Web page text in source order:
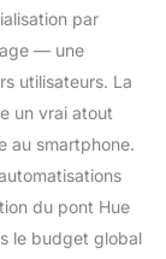
par
— une
utilisateurs. La
un vrai atout
au smartphone.
du pont Hue
le budget global